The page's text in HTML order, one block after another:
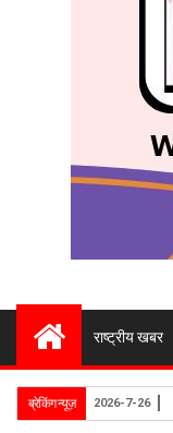
राष्ट्रीय खबर
ब्रेकिंग न्यूज़ 2026-7-26